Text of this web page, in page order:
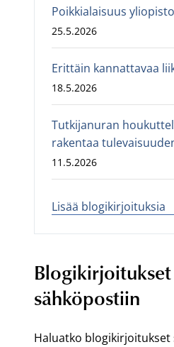
Poikkialaisuus
25.5.2026
Erittäin kannattavaa
18.5.2026
Tutkijanuran
rakentaa
11.5.2026
Lisää blogikirjoituksia
Blogikirjoitukset
sähköpostiin
Haluatko blogikirjoitukset